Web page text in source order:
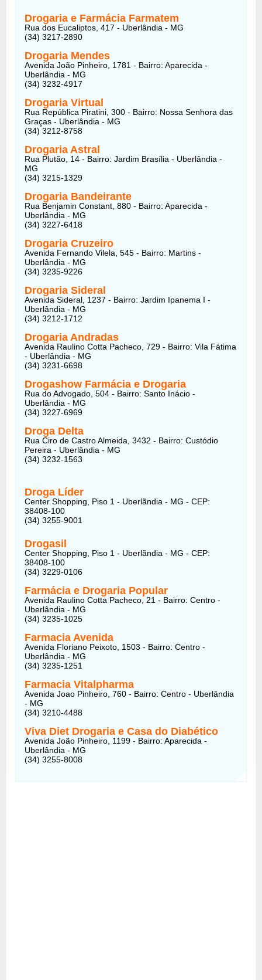
Drogaria e Farmácia Farmatem
Rua dos Eucaliptos, 417 - Uberlândia - MG
(34) 3217-2890
Drogaria Mendes
Avenida João Pinheiro, 1781 - Bairro: Aparecida -
Uberlândia - MG
(34) 3232-4917
Drogaria Virtual
Rua República Piratini, 300 - Bairro: Nossa Senhora das
Graças - Uberlândia - MG
(34) 3212-8758
Drogaria Astral
Rua Plutão, 14 - Bairro: Jardim Brasília - Uberlândia -
MG
(34) 3215-1329
Drogaria Bandeirante
Rua Benjamin Constant, 880 - Bairro: Aparecida -
Uberlândia - MG
(34) 3227-6418
Drogaria Cruzeiro
Avenida Fernando Vilela, 545 - Bairro: Martins -
Uberlândia - MG
(34) 3235-9226
Drogaria Sideral
Avenida Sideral, 1237 - Bairro: Jardim Ipanema I -
Uberlândia - MG
(34) 3212-1712
Drogaria Andradas
Avenida Raulino Cotta Pacheco, 729 - Bairro: Vila Fátima
- Uberlândia - MG
(34) 3231-6698
Drogashow Farmácia e Drogaria
Rua do Advogado, 504 - Bairro: Santo Inácio -
Uberlândia - MG
(34) 3227-6969
Droga Delta
Rua Ciro de Castro Almeida, 3432 - Bairro: Custódio
Pereira - Uberlândia - MG
(34) 3232-1563
Droga Líder
Center Shopping, Piso 1 - Uberlãndia - MG - CEP:
38408-100
(34) 3255-9001
Drogasil
Center Shopping, Piso 1 - Uberlãndia - MG - CEP:
38408-100
(34) 3229-0106
Farmácia e Drogaria Popular
Avenida Raulino Cotta Pacheco, 21 - Bairro: Centro -
Uberlândia - MG
(34) 3235-1025
Farmacia Avenida
Avenida Floriano Peixoto, 1503 - Bairro: Centro -
Uberlândia - MG
(34) 3235-1251
Farmacia Vitalpharma
Avenida Joao Pinheiro, 760 - Bairro: Centro - Uberlândia
- MG
(34) 3210-4488
Viva Diet Drogaria e Casa do Diabético
Avenida João Pinheiro, 1199 - Bairro: Aparecida -
Uberlândia - MG
(34) 3255-8008